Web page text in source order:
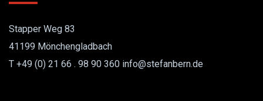
Stapper Weg 83
41199 Mönchengladbach
T +49 (0) 21 66 . 98 90 360 info@stefanbern.de